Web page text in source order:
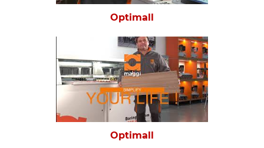
Optimall
Optimall